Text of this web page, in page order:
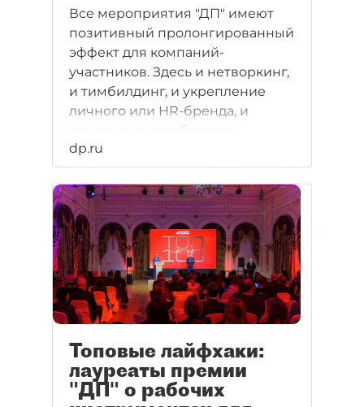
Все мероприятия "ДП" имеют
позитивный пролонгированный
эффект для компаний-
участников. Здесь и нетворкинг,
и тимбилдинг, и укрепление
личного или HR-бренда, и
актуальные для бизнеса
вопросы, и различные
возможности для продвижения,
и много других опций. Но
"Здоровый бизнес" немного
выделяется в календаре
событий — это не только польза,
но и масса веселья. Поэтому
команды сразу заявляют о
повторном участии в новом
сезоне.
dp.ru
Топовые лайфхаки:
лауреаты премии
"ДП" о рабочих